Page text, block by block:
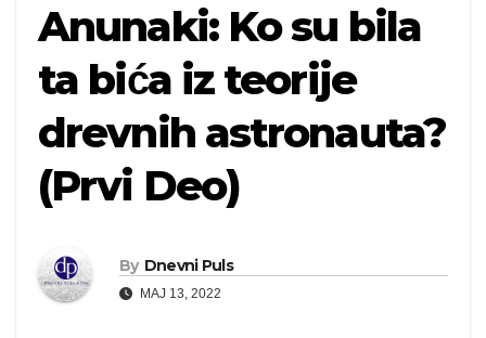
Anunaki: Ko su bila
ta bića iz teorije
drevnih astronauta?
(Prvi Deo)
By Dnevni Puls
MAJ 13, 2022